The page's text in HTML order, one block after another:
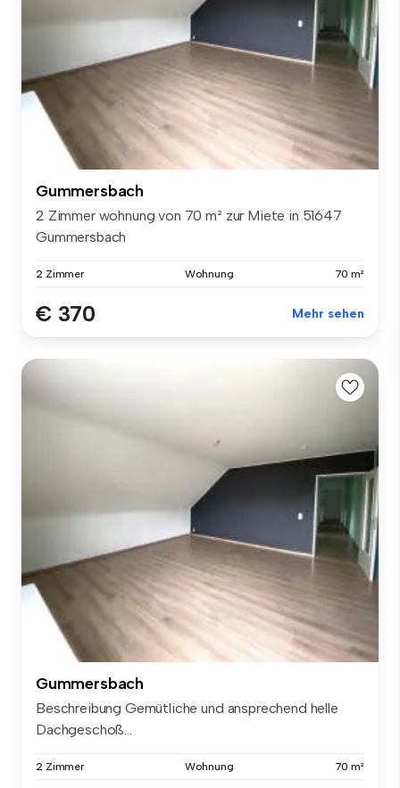
Gummersbach
2 Zimmer wohnung von 70 m² zur Miete in 51647
Gummersbach
2 Zimmer Wohnung 70 m²
€ 370 Mehr sehen
Gummersbach
Beschreibung Gemütliche und ansprechend helle
Dachgeschoß...
2 Zimmer Wohnung 70 m²